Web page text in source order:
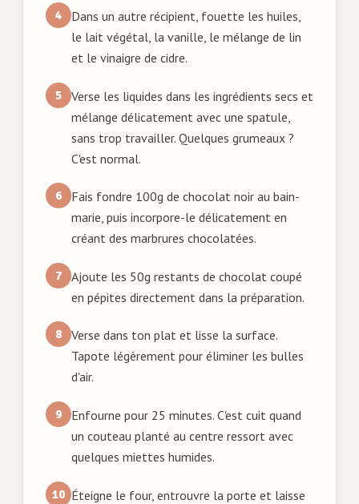
Dans un autre récipient, fouette les huiles,
le lait végétal, la vanille, le mélange de lin
et le vinaigre de cidre.
Verse les liquides dans les ingrédients secs et
mélange délicatement avec une spatule,
sans trop travailler. Quelques grumeaux ?
C'est normal.
Fais fondre 100g de chocolat noir au bain-
marie, puis incorpore-le délicatement en
créant des marbrures chocolatées.
Ajoute les 50g restants de chocolat coupé
en pépites directement dans la préparation.
Verse dans ton plat et lisse la surface.
Tapote légèrement pour éliminer les bulles
d'air.
Enfourne pour 25 minutes. C'est cuit quand
un couteau planté au centre ressort avec
quelques miettes humides.
Éteigne le four, entrouvre la porte et laisse